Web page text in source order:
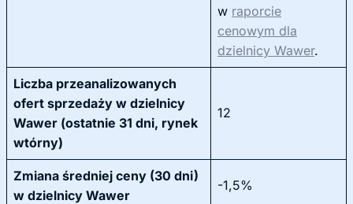
w raporcie
cenowym dla
dzielnicy Wawer.
Liczba przeanalizowanych
ofert sprzedaży w dzielnicy
Wawer (ostatnie 31 dni, rynek
wtórny)
12
Zmiana średniej ceny (30 dni)
w dzielnicy Wawer
-1,5%